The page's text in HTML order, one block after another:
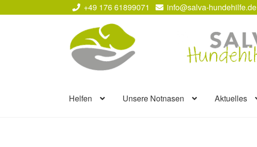
+49 176 61899071 info@salva-hundehilfe.de
Navigation
springen
Zum
Inhalt
springen
Helfen Unsere Notnasen Aktuelles